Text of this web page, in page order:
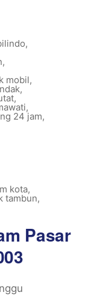
,
,
mobil,
,
,
,
24 jam,
kota,
tambun,
Pasar